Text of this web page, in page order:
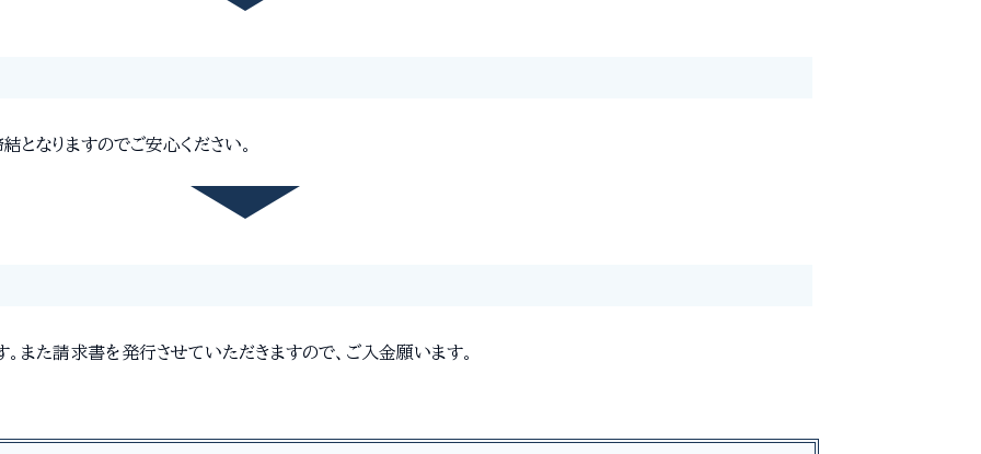
なりますのでご安心ください。
また請求書を発行させていただきますので、ご入金願います。